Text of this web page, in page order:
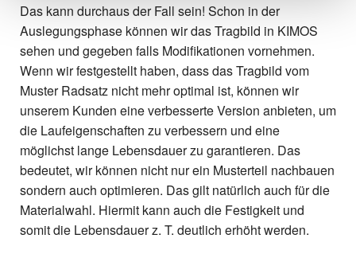
Das kann durchaus der Fall sein! Schon in der
Auslegungsphase können wir das Tragbild in KIMOS
sehen und gegeben falls Modifikationen vornehmen.
Wenn wir festgestellt haben, dass das Tragbild vom
Muster Radsatz nicht mehr optimal ist, können wir
unserem Kunden eine verbesserte Version anbieten, um
die Laufeigenschaften zu verbessern und eine
möglichst lange Lebensdauer zu garantieren. Das
bedeutet, wir können nicht nur ein Musterteil nachbauen
sondern auch optimieren. Das gilt natürlich auch für die
Materialwahl. Hiermit kann auch die Festigkeit und
somit die Lebensdauer z. T. deutlich erhöht werden.